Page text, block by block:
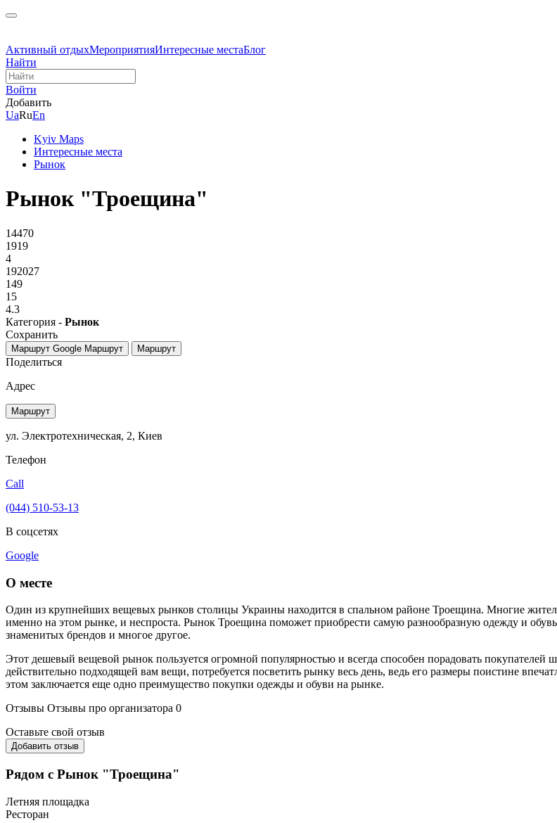
Активный отдыхМероприятияИнтересные местаБлог
Найти
Войти
Добавить
UaRuEn
Kyiv Maps
Интересные места
Рынок
Рынок "Троещина"
14470
1919
4
192027
149
15
4.3
Категория - Рынок
Сохранить
Маршрут Google Маршрут Маршрут
Поделиться
Адрес
Маршрут
ул. Электротехническая, 2, Киев
Телефон
Call
(044) 510-53-13
В соцсетях
Google
О месте
Один из крупнейших вещевых рынков столицы Украины находится в спальном районе Троещина. Многие
именно на этом рынке, и неспроста. Рынок Троещина поможет приобрести самую разнообразную одежду и
знаменитых брендов и многое другое.
Этот дешевый вещевой рынок пользуется огромной популярностью и всегда способен порадовать
действительно подходящей вам вещи, потребуется посветить рынку весь день, ведь его размеры поистине
этом заключается еще одно преимущество покупки одежды и обуви на рынке.
Отзывы Отзывы про организатора 0
Оставьте свой отзыв
Добавить отзыв
Рядом с Рынок "Троещина"
Летняя площадка
Ресторан